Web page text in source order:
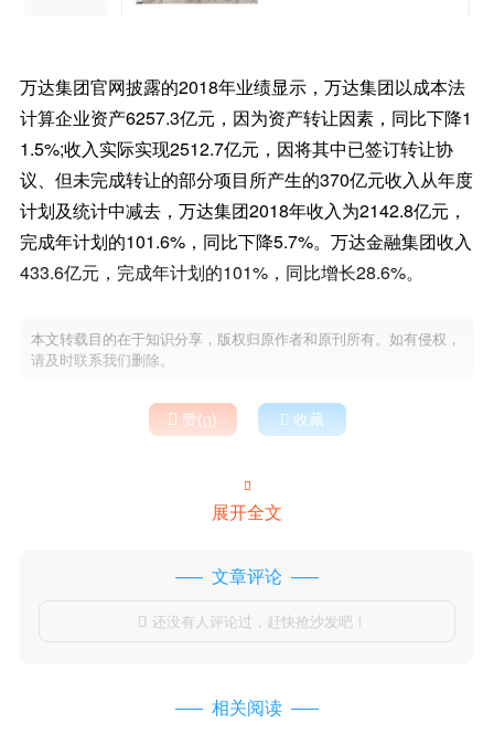
万达集团官网披露的2018年业绩显示，万达集团以成本法
计算企业资产6257.3亿元，因为资产转让因素，同比下降1
1.5%;收入实际实现2512.7亿元，因将其中已签订转让协
议、但未完成转让的部分项目所产生的370亿元收入从年度
计划及统计中减去，万达集团2018年收入为2142.8亿元，
完成年计划的101.6%，同比下降5.7%。万达金融集团收入
433.6亿元，完成年计划的101%，同比增长28.6%。
本文转载目的在于知识分享，版权归原作者和原刊所有。如有侵权，
请及时联系我们删除。
 赞()  收藏

展开全文
文章评论
 还没有人评论过，赶快抢沙发吧！
相关阅读